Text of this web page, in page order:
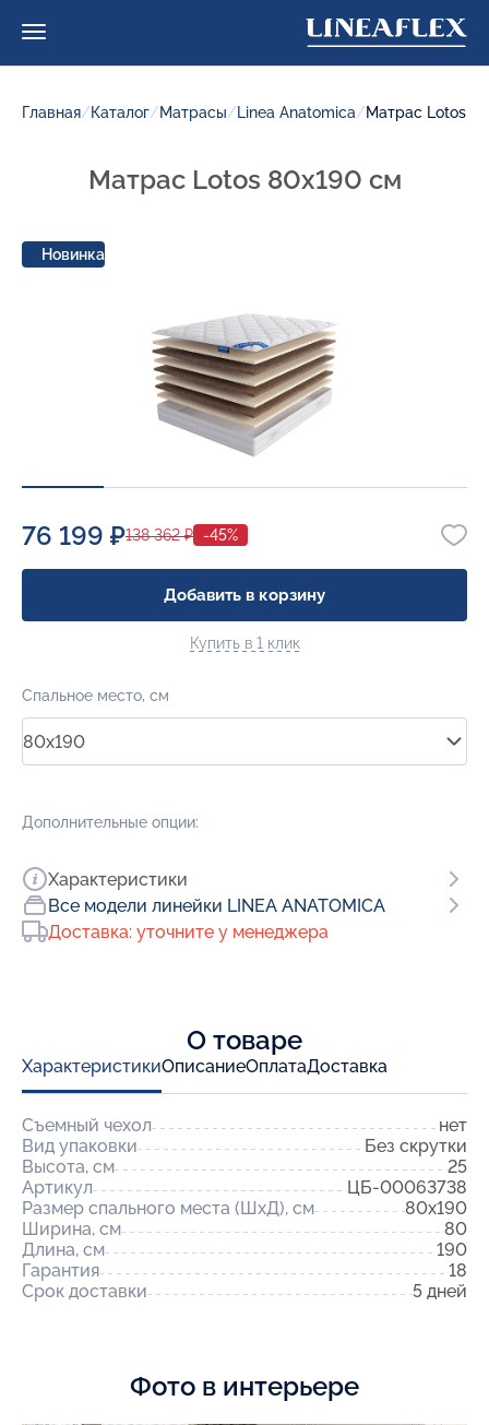
Главная/Каталог/Матрасы/ Linea Anatomica/Матрас Lotos
О товаре
ХарактеристикиОписаниеОплатаДоставка
Съемный чехол
нет
Вид упаковки
Без скрутки
Высота, см
25
Артикул
ЦБ-00063738
Размер спального места (ШхД), см
80x190
Ширина, см
80
Длина, см
190
Гарантия
18
Срок доставки
5 дней
Матрас Lotos 80x190 см
Новинка
76 199 ₽138 362 ₽ -45%
Добавить в корзину
Купить в 1 клик
Спальное место, см
80x190
Дополнительные опции:
Характеристики
Все модели линейки LINEA ANATOMICA
Доставка: уточните у менеджера
Фото в интерьере